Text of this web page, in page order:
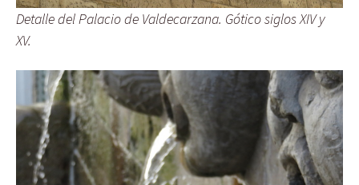
Detalle del Palacio de Valdecarzana. Gótico siglos XIV y
XV.